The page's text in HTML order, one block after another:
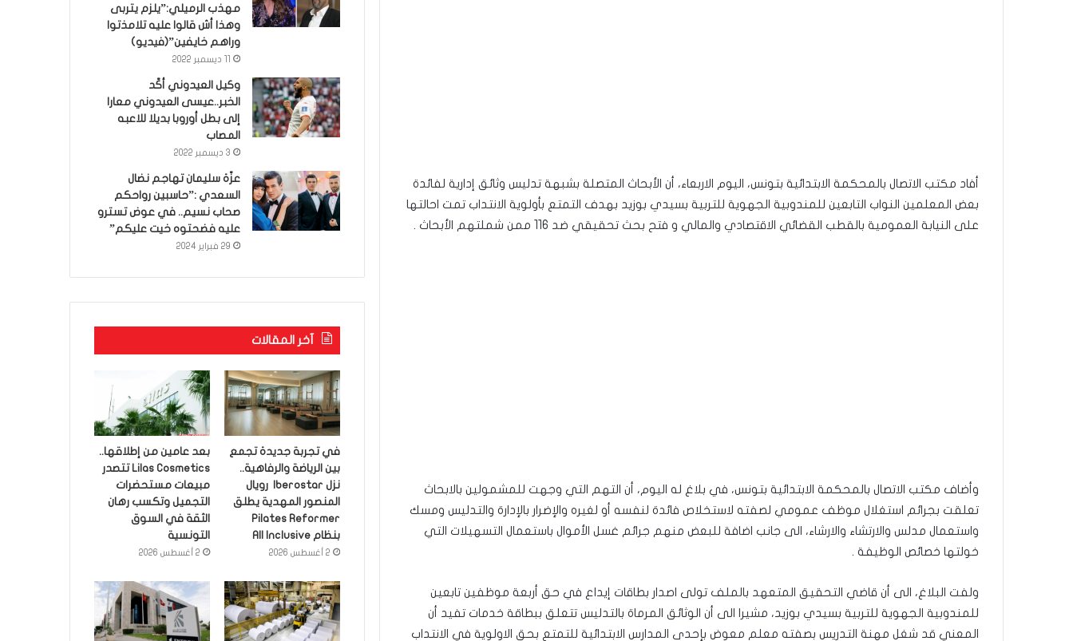
أفاد مكتب الاتصال بالمحكمة الابتدائية بتونس، اليوم الاربعاء، أن الأبحاث المتصلة بشبهة تدليس وثائق إدارية لفائدة
بعض المعلمين النواب التابعين للمندوبية الجهوية للتربية بسيدي بوزيد بهدف التمتع بأولوية الانتداب تمت احالتها
على النيابة العمومية بالقطب القضائي الاقتصادي والمالي و فتح بحث تحقيقي ضد 116 ممن شملتهم الأبحاث .
وأضاف مكتب الاتصال بالمحكمة الابتدائية بتونس، في بلاغ له اليوم، أن التهم التي وجهت للمشمولين بالابحاث
تعلقت بجرائم استغلال موظف عمومي لصفته لاستخلاص فائدة لنفسه أو لغيره والإضرار بالإدارة والتدليس ومسك
واستعمال مدلس والارتشاء والارشاء، الى جانب اضافة للبعض منهم جرائم غسل الأموال باستعمال التسهيلات التي
خولتها خصائص الوظيفة .
ولفت البلاغ، الى أن قاضي التحقيق المتعهد بالملف تولى اصدار بطاقات إيداع في حق أربعة موظفين تابعين
للمندوبية الجهوية للتربية بسيدي بوزيد، مشيرا الى أن الوثائق المرماة بالتدليس تتعلق ببطاقة خدمات تفيد أن
المعني قد شغل مهنة التدريس بصفته معلم معوض بإحدى المدارس الابتدائية للتمتع بحق الاولوية في الانتداب
مهذب الرميلي:”يلزم يتربى
وهذا أش قالوا عليه تلامذتوا
وراهم خايفين”(فيديو)
وكيل العيدوني أكّد
الخبر..عيسى العيدوني معارا
إلى بطل أوروبا بديلا للاعبه
المصاب
3 ديسمبر 2022
عزّة سليمان تهاجم نضال
السعدي :”حاسبين رواحكم
صحاب نسيم.. في عوض تسترو
عليه فضحتوه خيت عليكم”
29 فبراير 2024
آخر المقالات
في تجربة جديدة تجمع
بين الرياضة والرفاهية..
نزل Iberostar رويال
المنصور المهدية يطلق
Pilates Reformer
بنظام All Inclusive
2 أغسطس 2026
بعد عامين من إطلاقها..
Lilas Cosmetics تتصدر
مبيعات مستحضرات
التجميل وتكسب رهان
الثقة في السوق
التونسية
2 أغسطس 2026